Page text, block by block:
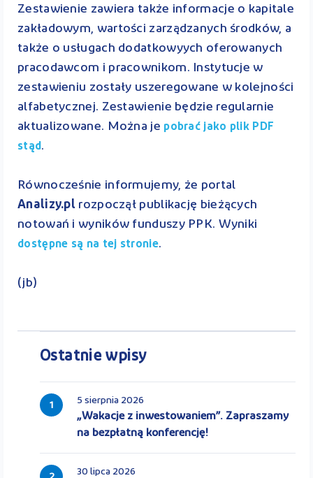
Zestawienie zawiera także informacje o kapitale
zakładowym, wartości zarządzanych środków, a
także o usługach dodatkowyych oferowanych
pracodawcom i pracownikom. Instytucje w
zestawieniu zostały uszeregowane w kolejności
alfabetycznej. Zestawienie będzie regularnie
aktualizowane. Można je pobrać jako plik PDF
stąd.
Równocześnie informujemy, że portal
Analizy.pl rozpoczął publikację bieżących
notowań i wyników funduszy PPK. Wyniki
dostępne są na tej stronie.
(jb)
Ostatnie wpisy
1 5 sierpnia 2026
„Wakacje z inwestowaniem”. Zapraszamy
na bezpłatną konferencję!
30 lipca 2026